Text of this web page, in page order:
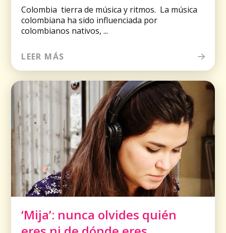
Colombia tierra de música y ritmos. La música
colombiana ha sido influenciada por
colombianos nativos, ...
LEER MÁS
‘Mija’: nunca olvides quién